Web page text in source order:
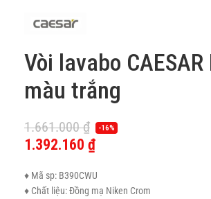
Vòi lavabo
màu trắng
1.661.000₫ -16%
1.392.160 ₫
♦ Mã sp: B390CWU
♦ Chất liệu: Đồng mạ Niken Crom